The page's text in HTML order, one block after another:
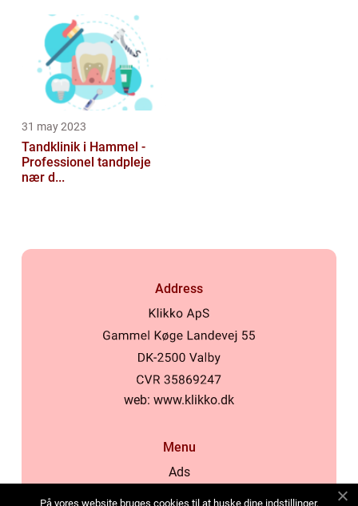
31 may 2023
Tandklinik i Hammel -
Professionel tandpleje
nær d...
Address
web: www.klikko.dk
Menu
Ads
På vores website bruges cookies til at huske dine indstillinger,